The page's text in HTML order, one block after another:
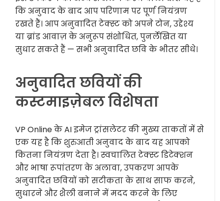
कि अनुवाद के बाद आप परिणाम पर पूर्ण नियंत्रण
रखते हैं। आप अनुवादित टेक्स्ट को अपने टोन, उद्देश्य
या ब्रांड आवाज़ के अनुरूप संशोधित, पुनर्लेखित या
सुधार सकते हैं — सभी अनुवादित छवि के भीतर सीधे।
अनुवादित छवियों की
कस्टमाइज़ेबल विशेषता
VP Online के AI इमेज ट्रांसलेटर की मुख्य ताकतों में से
एक यह है कि शुरुआती अनुवाद के बाद यह आपको
कितना नियंत्रण देता है। स्वचालित टेक्स्ट डिटेक्शन
और भाषा रूपांतरण के अलावा, उपकरण आपके
अनुवादित छवियों को सटीकता के साथ साफ करने,
सुधारने और शैली बनाने में मदद करने के लिए